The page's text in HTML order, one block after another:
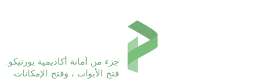
جزء من أمانة أكاديمية بورتيكو.
فتح الأبواب ، وفتح الإمكانات